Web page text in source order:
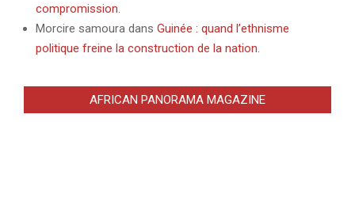
compromission.
Morcire samoura dans Guinée : quand l’ethnisme
politique freine la construction de la nation.
AFRICAN PANORAMA MAGAZINE